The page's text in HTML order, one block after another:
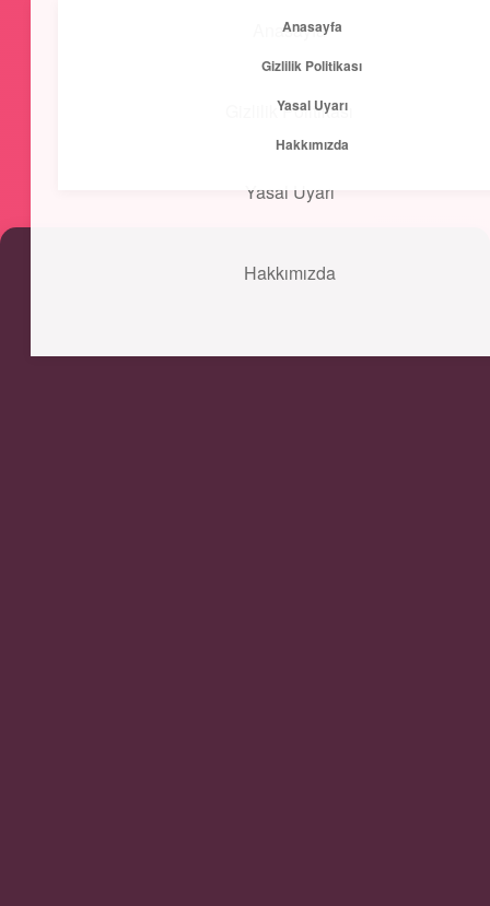
Anasayfa
Gizlilik Politikası
Yasal Uyarı
Hakkımızda
Kısa ve Öz
Anasayfa
Gizlilik Politikası
Yasal Uyarı
Hakkımızda